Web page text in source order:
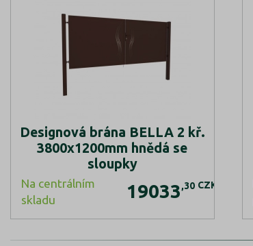
Designová brána BELLA 2 kř.
3800x1200mm hnědá se
sloupky
Na centrálním
skladu
19033,30 CZK